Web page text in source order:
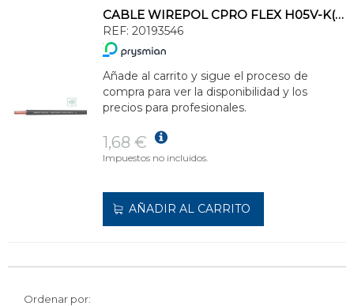
CABLE WIREPOL CPRO FLEX H05V-K(500V)-H07V-K(750V)1x4 GR(SE SUMINISTRA CJ.100m)
REF: 20193546
Añade al carrito y sigue el proceso de
compra para ver la disponibilidad y los
precios para profesionales.
1,68 €
Impuestos no incluidos.
AÑADIR AL CARRITO
Ordenar por: